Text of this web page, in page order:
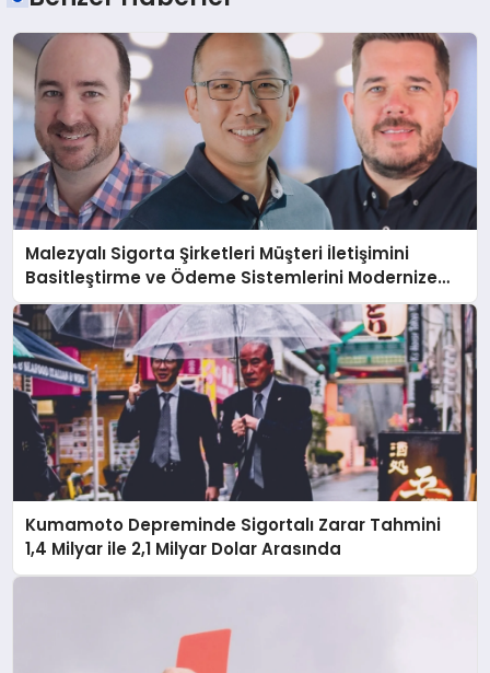
Malezyalı Sigorta Şirketleri Müşteri İletişimini
Basitleştirme ve Ödeme Sistemlerini Modernize
Etme Baskısı Altında
Kumamoto Depreminde Sigortalı Zarar Tahmini
1,4 Milyar ile 2,1 Milyar Dolar Arasında